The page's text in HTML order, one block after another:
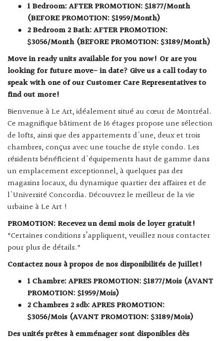
1 Bedroom: AFTER PROMOTION: $1877/Month
(BEFORE PROMOTION: $1959/Month)
2 Bedroom 2 Bath: AFTER PROMOTION:
$3056/Month (BEFORE PROMOTION: $3189/Month)
Move in ready units available for you now! Or are you
looking for future move- in date? Give us a call today to
speak with one of our Customer Care Representatives to
find out more!
Bienvenue à Le Art, idéalement situé au cœur de Montréal.
Ce magnifique bâtiment de 16 étages propose une sélection
de lofts, ainsi que des appartements d'une, deux et trois
chambres, conçus avec une touche de style condo. Les
résidents bénéficient d'équipements haut de gamme dans
un emplacement exceptionnel, à quelques pas des
magasins locaux, du dynamique quartier des affaires et de
l'Université Concordia. Découvrez le meilleur de la vie
urbaine à Le Art !
PROMOTION: Recevez un demi mois de loyer gratuit!
*Certaines conditions s’appliquent, veuillez nous contacter
pour plus de détails.*
Contactez nous à propos de nos disponibilités de Juillet!
1 Chambre: APRES PROMOTION: $1877/Mois (AVANT
PROMOTION: $1959/Mois)
2 Chambres 2 sdb: APRES PROMOTION:
$3056/Mois (AVANT PROMOTION: $3189/Mois)
Des unités prêtes à emménager sont disponibles dès